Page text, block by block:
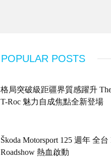
POPULAR POSTS
格局突破級距疆界質感躍升
T-Roc 魅力自成焦點全新登場
Škoda Motorsport 125 週年 全台
Roadshow 熱血啟動